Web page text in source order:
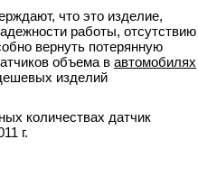
что это изделие,
работы, отсутствию
вернуть потерянную
объема в автомобилях
изделий
количествах датчик
г.